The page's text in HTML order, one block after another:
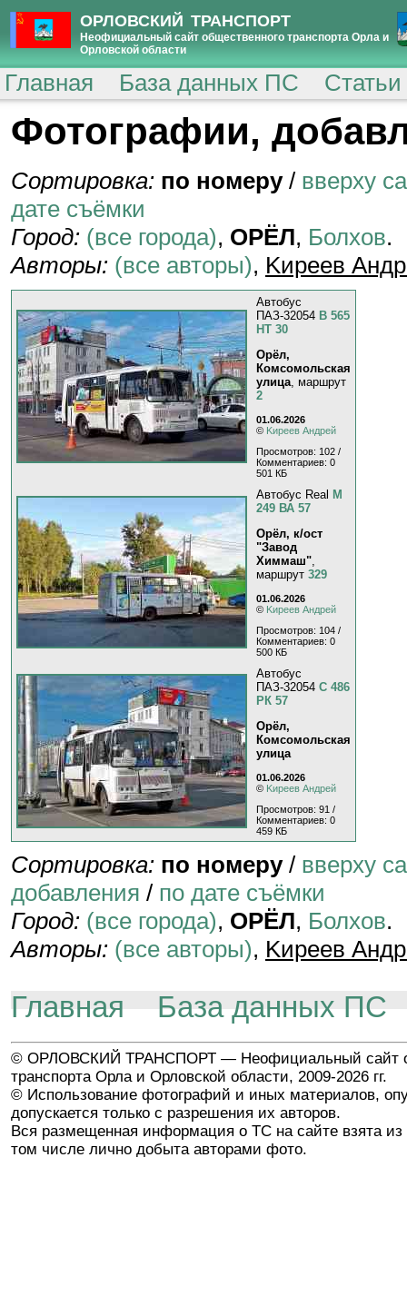
ОРЛОВСКИЙ ТРАНСПОРТ
Неофициальный сайт общественного транспорта Орла и
Орловской области
Главная База данных ПС
Фотографии,
Сортировка: по номеру/ вверху
дате съёмки
Город: (все города), ОРЁЛ, Болхов.
Авторы: (все авторы), Kиpeeв
Автобус
ПАЗ-32054 В 565
НТ 30
Орёл,
Комсомольская
улица, маршрут
2
01.06.2026
© Kиpeeв Aндpeй
Просмотров: 102 /
Комментариев: 0
501 КБ
Автобус Real М
249 ВА 57
Орёл, к/ост
"Завод
Химмаш",
маршрут 329
01.06.2026
© Kиpeeв Aндpeй
Просмотров: 104 /
Комментариев: 0
500 КБ
Автобус
ПАЗ-32054 С 486
РК 57
Орёл,
Комсомольская
улица
01.06.2026
© Kиpeeв Aндpeй
Просмотров: 91 /
Комментариев: 0
459 КБ
Сортировка: по номеру/ вверху
добавления / по дате съёмки
Город: (все города), ОРЁЛ, Болхов.
Авторы: (все авторы), Kиpeeв
Главная База данных ПС
© ОРЛОВСКИЙ ТРАНСПОРТ — Неофициальный сайт
транспорта Орла и Орловской области, 2009-2026 гг.
© Использование фотографий и иных материалов,
допускается только с разрешения их авторов.
Вся размещенная информация о ТС на сайте взята из
том числе лично добыта авторами фото.